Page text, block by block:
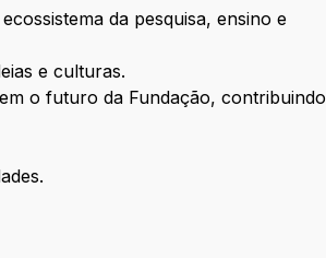
da pesquisa, ensino e
e culturas.
o futuro da Fundação, contribuindo